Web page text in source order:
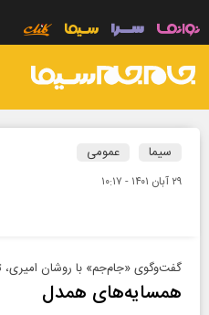
سیما عمومی
۲۹ آبان ۱۴۰۱ - ۱۰:۱۷
گفت‌وگوی «جام‌جم» با روشان
همسایه‌های همدل